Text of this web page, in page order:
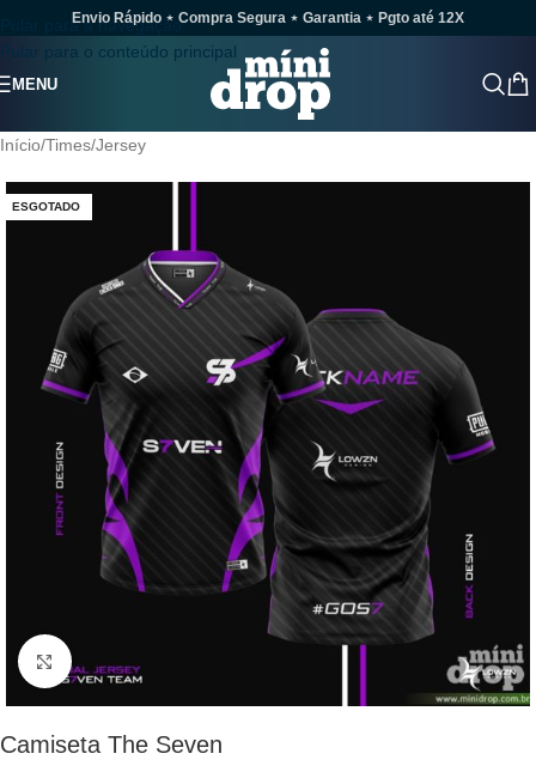
Pular para a navegação
Pular para o conteúdo principal
Envio Rápido ⋆ Compra Segura ⋆ Garantia ⋆ Pgto até 12X
MENU
Início/Times/Jersey
ESGOTADO
Clique para ampliar
Camiseta The Seven